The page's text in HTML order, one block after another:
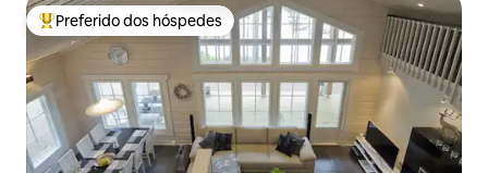
Entre os melhores preferidos dos hóspedes
Preferido dos hóspedes